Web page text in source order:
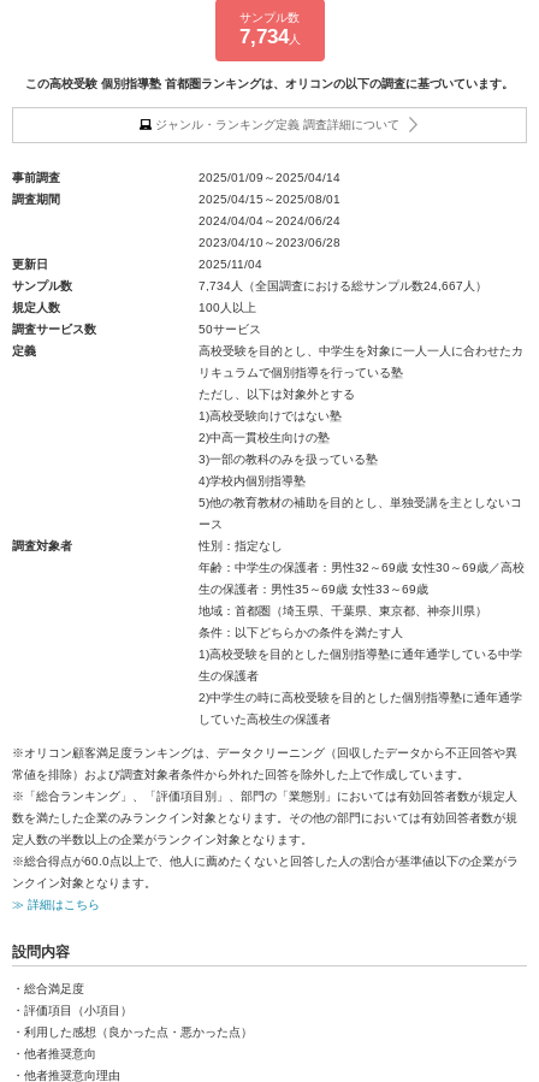
サンプル数
7,734人
この高校受験 個別指導塾 首都圏ランキングは、オリコンの以下の調査に基づいています。
ジャンル・ランキング定義 調査詳細について
事前調査
2025/01/09～2025/04/14
調査期間
2025/04/15～2025/08/01
2024/04/04～2024/06/24
2023/04/10～2023/06/28
更新日
2025/11/04
サンプル数
7,734人（全国調査における総サンプル数24,667人）
規定人数
100人以上
調査サービス数
50サービス
定義
高校受験を目的とし、中学生を対象に一人一人に合わせたカ
リキュラムで個別指導を行っている塾
ただし、以下は対象外とする
1)高校受験向けではない塾
2)中高一貫校生向けの塾
3)一部の教科のみを扱っている塾
4)学校内個別指導塾
5)他の教育教材の補助を目的とし、単独受講を主としないコ
ース
調査対象者
性別：指定なし
年齢：中学生の保護者：男性32～69歳 女性30～69歳／高校
生の保護者：男性35～69歳 女性33～69歳
地域：首都圏（埼玉県、千葉県、東京都、神奈川県）
条件：以下どちらかの条件を満たす人
1)高校受験を目的とした個別指導塾に通年通学している中学
生の保護者
2)中学生の時に高校受験を目的とした個別指導塾に通年通学
していた高校生の保護者
※オリコン顧客満足度ランキングは、データクリーニング（回収したデータから不正回答や異
常値を排除）および調査対象者条件から外れた回答を除外した上で作成しています。
※「総合ランキング」、「評価項目別」、部門の「業態別」においては有効回答者数が規定人
数を満たした企業のみランクイン対象となります。その他の部門においては有効回答者数が規
定人数の半数以上の企業がランクイン対象となります。
※総合得点が60.0点以上で、他人に薦めたくないと回答した人の割合が基準値以下の企業がラ
ンクイン対象となります。
≫ 詳細はこちら
設問内容
・総合満足度
・評価項目（小項目）
・利用した感想（良かった点・悪かった点）
・他者推奨意向
・他者推奨意向理由